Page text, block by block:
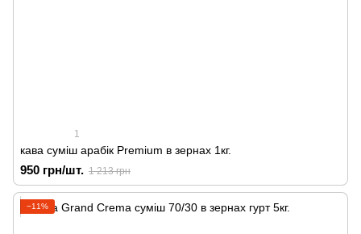
1
кава суміш арабік Premium в зернах 1кг.
950 грн/шт. 1 213 грн
−11%